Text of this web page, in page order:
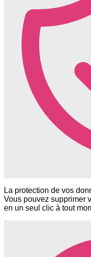
La protection de vos
Vous pouvez supprimer
en un seul clic à tout